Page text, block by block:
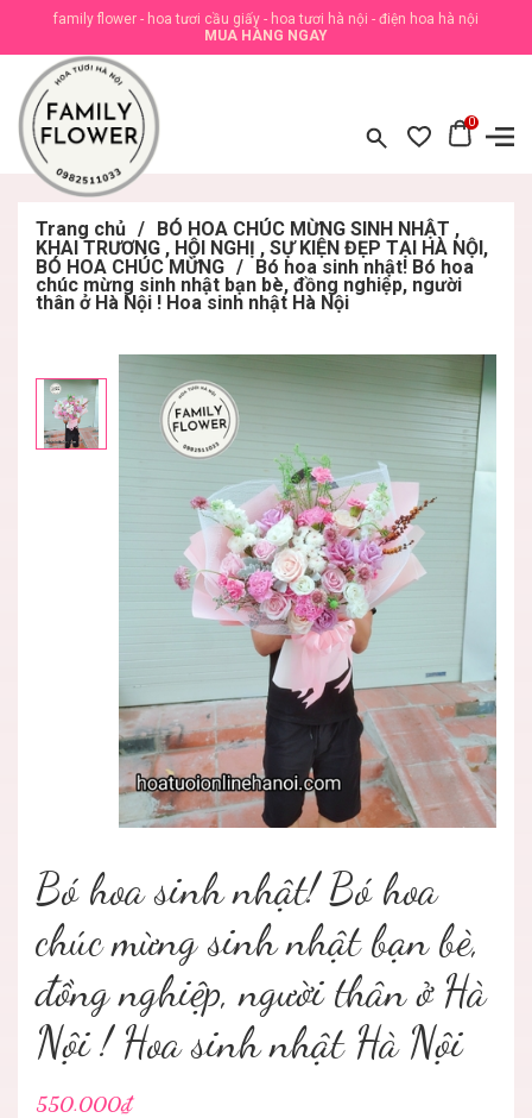
family flower - hoa tươi cầu giấy - hoa tươi hà nội - điện hoa hà nội
MUA HÀNG NGAY
0
Trang chủ / BÓ HOA CHÚC MỪNG SINH NHẬT ,
KHAI TRƯƠNG , HỘI NGHỊ , SỰ KIỆN ĐẸP TẠI HÀ NỘI,
BÓ HOA CHÚC MỪNG / Bó hoa sinh nhật! Bó hoa
chúc mừng sinh nhật bạn bè, đồng nghiệp, người
thân ở Hà Nội ! Hoa sinh nhật Hà Nội
Bó hoa sinh nhật! Bó hoa
chúc mừng sinh nhật bạn bè,
đồng nghiệp, người thân ở Hà
Nội ! Hoa sinh nhật Hà Nội
550.000₫